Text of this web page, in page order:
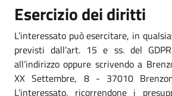
Esercizio dei diritti
L’interessato può esercitare, in
previsti dall’art. 15 e ss. del
all’indirizzo oppure scrivendo a
XX Settembre, 8 - 37010
L’interessato, ricorrendone i